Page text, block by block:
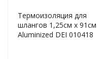
Термоизоляция для
шлангов 1,25см х 91см
Aluminized DEI 010418